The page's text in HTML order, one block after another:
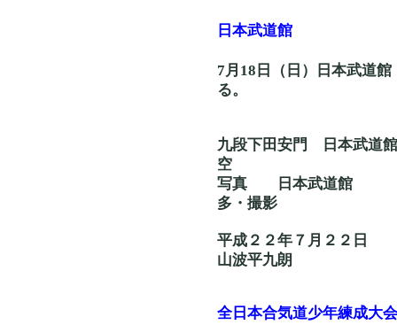
日本武道館
7月18日（日）日本武道
る。
九段下田安門 日
空
写真 日本
多・撮影
平成２２年７月２２日
山波平九朗
全日本合気道少年練成大会